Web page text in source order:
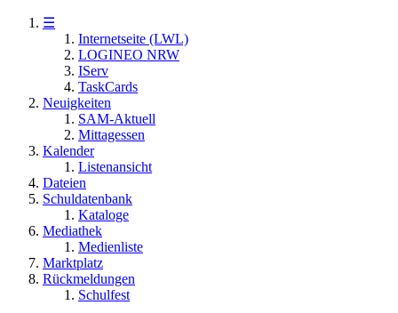
☰
Internetseite (LWL)
LOGINEO NRW
IServ
TaskCards
Neuigkeiten
SAM-Aktuell
Mittagessen
Kalender
Listenansicht
Dateien
Schuldatenbank
Kataloge
Mediathek
Medienliste
Marktplatz
Rückmeldungen
Schulfest